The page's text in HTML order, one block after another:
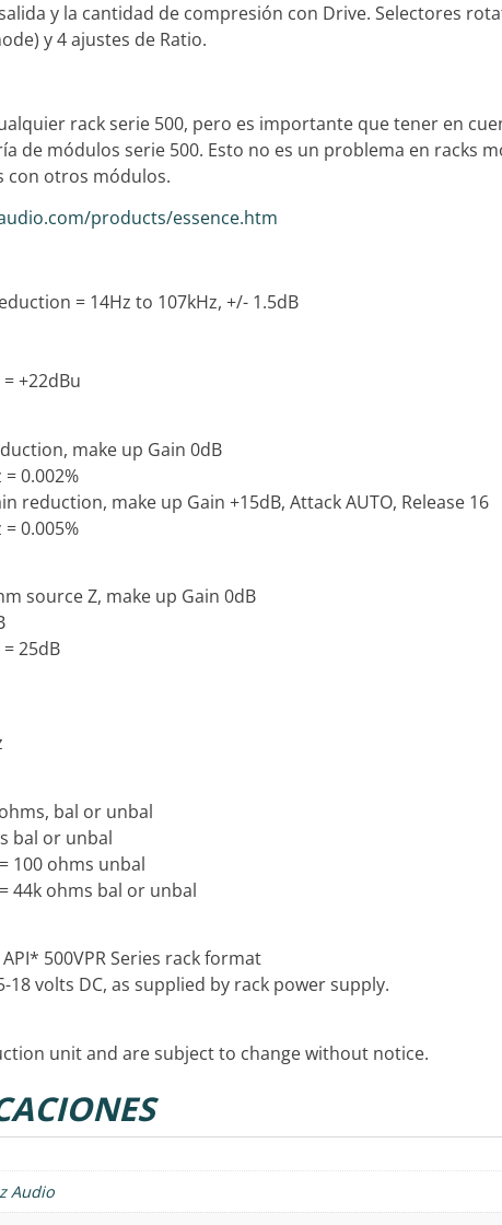
y la cantidad de compresión con Drive. Selectores
y 4 ajustes de Ratio.
rack serie 500, pero es importante que tener en
de módulos serie 500. Esto no es un problema en racks
con otros módulos.
products/essence.htm
= 14Hz to 107kHz, +/- 1.5dB
+22dBu
make up Gain 0dB
= 0.002%
reduction, make up Gain +15dB, Attack AUTO, Release 16
= 0.005%
source Z, make up Gain 0dB
25dB
bal or unbal
bal or unbal
100 ohms unbal
44k ohms bal or unbal
API* 500VPR Series rack format
volts DC, as supplied by rack power supply.
unit and are subject to change without notice.
Audio